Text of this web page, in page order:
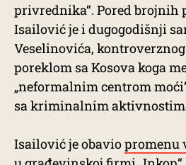
privrednika“. Pored brojnih
Isailović je i dugogodišnji
Veselinovića,
poreklom sa Kosova koga
„neformalnim centrom
sa kriminalnim
Isailović je obaviopromenu